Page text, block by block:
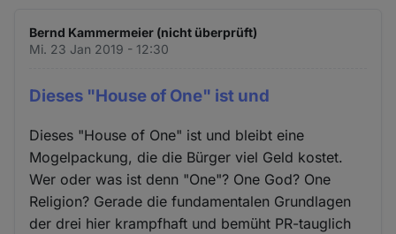
Bernd Kammermeier (nicht überprüft)
Mi. 23 Jan 2019 - 12:30
Dieses "House of One" ist und
Dieses "House of One" ist und bleibt eine
Mogelpackung, die die Bürger viel Geld kostet.
Wer oder was ist denn "One"? One God? One
Religion? Gerade die fundamentalen Grundlagen
der drei hier krampfhaft und bemüht PR-tauglich